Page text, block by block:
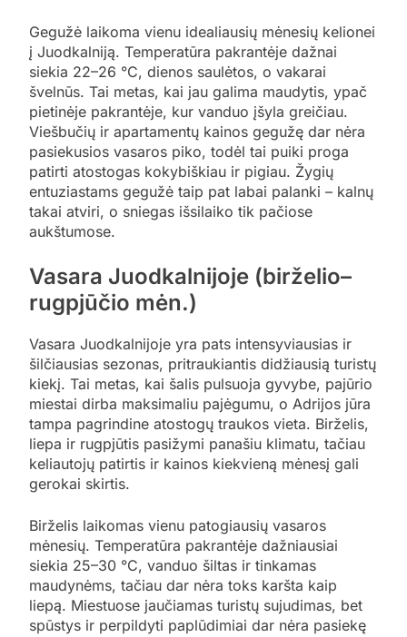
Gegužė laikoma vienu idealiausių mėnesių kelionei
į Juodkalniją. Temperatūra pakrantėje dažnai
siekia 22–26 °C, dienos saulėtos, o vakarai
švelnūs. Tai metas, kai jau galima maudytis, ypač
pietinėje pakrantėje, kur vanduo įšyla greičiau.
Viešbučių ir apartamentų kainos gegužę dar nėra
pasiekusios vasaros piko, todėl tai puiki proga
patirti atostogas kokybiškiau ir pigiau. Žygių
entuziastams gegužė taip pat labai palanki – kalnų
takai atviri, o sniegas išsilaiko tik pačiose
aukštumose.
Vasara Juodkalnijoje (birželio–
rugpjūčio mėn.)
Vasara Juodkalnijoje yra pats intensyviausias ir
šilčiausias sezonas, pritraukiantis didžiausią turistų
kiekį. Tai metas, kai šalis pulsuoja gyvybe, pajūrio
miestai dirba maksimaliu pajėgumu, o Adrijos jūra
tampa pagrindine atostogų traukos vieta. Birželis,
liepa ir rugpjūtis pasižymi panašiu klimatu, tačiau
keliautojų patirtis ir kainos kiekvieną mėnesį gali
gerokai skirtis.
Birželis laikomas vienu patogiausių vasaros
mėnesių. Temperatūra pakrantėje dažniausiai
siekia 25–30 °C, vanduo šiltas ir tinkamas
maudynėms, tačiau dar nėra toks karšta kaip
liepą. Miestuose jaučiamas turistų sujudimas, bet
spūstys ir perpildyti paplūdimiai dar nėra pasiekę